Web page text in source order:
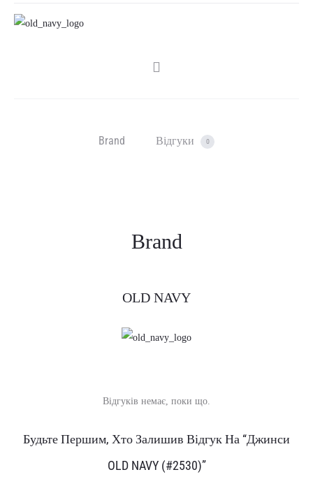
SHARE
Brand Відгуки 0
Brand
OLD NAVY
В
Відгуків немає, поки що.
Будьте Першим, Хто Залишив Відгук На “Джинси
OLD NAVY (#2530)”